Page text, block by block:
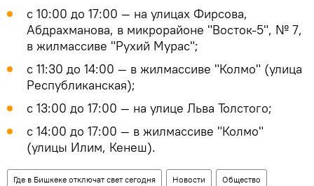
с 10:00 до 17:00 — на улицах Фирсова,
Абдрахманова, в микрорайоне "Восток-5", № 7,
в жилмассиве "Рухий Мурас";
с 11:30 до 14:00 — в жилмассиве "Колмо" (улица
Республиканская);
с 13:00 до 17:00 — на улице Льва Толстого;
с 14:00 до 17:00 — в жилмассиве "Колмо"
(улицы Илим, Кенеш).
Где в Бишкеке отключат свет сегодня Новости Общество